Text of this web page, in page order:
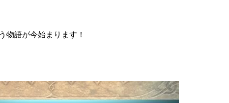
物語が今始まります！